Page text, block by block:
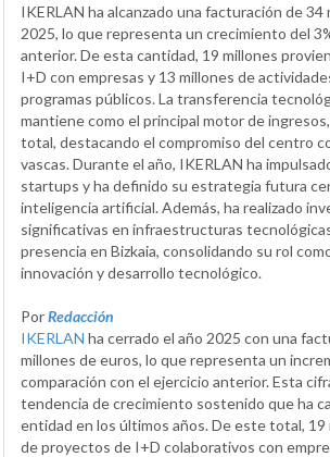
IKERLAN ha alcanzado una facturación de 34
2025, lo que representa un crecimiento del
anterior. De esta cantidad, 19 millones
I+D con empresas y 13 millones de
programas públicos. La transferencia
mantiene como el principal motor de
total, destacando el compromiso del centro
vascas. Durante el año, IKERLAN ha
startups y ha definido su estrategia futura
inteligencia artificial. Además, ha realizado
significativas en infraestructuras
presencia en Bizkaia, consolidando su rol
innovación y desarrollo tecnológico.
PorRedacción
IKERLAN ha cerrado el año 2025 con una
millones de euros, lo que representa un
comparación con el ejercicio anterior. Esta
tendencia de crecimiento sostenido que ha
entidad en los últimos años. De este total, 19
de proyectos de I+D colaborativos con